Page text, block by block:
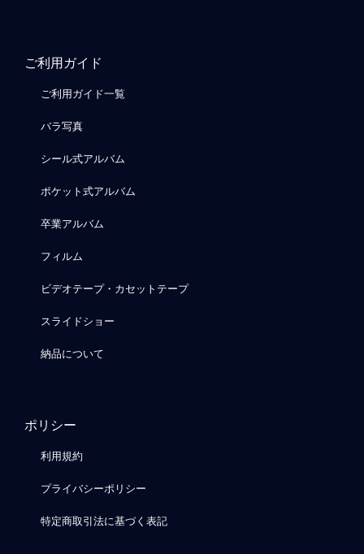
ご利用ガイド
ご利用ガイド一覧
バラ写真
シール式アルバム
ポケット式アルバム
卒業アルバム
フィルム
ビデオテープ・カセットテープ
スライドショー
納品について
ポリシー
利用規約
プライバシーポリシー
特定商取引法に基づく表記